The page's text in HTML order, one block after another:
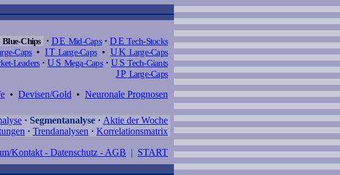
Blue-Chips · DE Mid-Caps · DE Tech-Stocks
Caps•IT Large-Caps•UK Large-Caps
Leaders · US Mega-Caps · US Tech-Giants
JP Large-Caps
• Devisen/Gold • Neuronale Prognosen
· Segmentanalyse · Aktie der Woche
· Trendanalysen · Korrelationsmatrix
Kontakt - Datenschutz - AGB | START